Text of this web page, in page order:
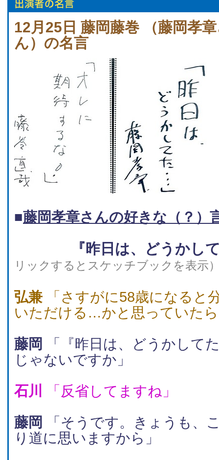
12月25日 藤岡藤巻 （藤岡孝
ん）の名言
■藤岡孝章さんの好きな（？）
『昨日は、どうかし
リックするとスケッチブックを表示
弘兼 「さすがに58歳になると
いただける…かと思っていた
藤岡
「『昨日は、どうかし
じゃないですか」
石川
「反省してますね」
藤岡
「そうです。きょうも、
り道に思いますから」